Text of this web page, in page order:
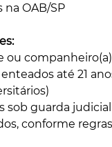
na OAB/SP
ou companheiro(a)
até 21
sob guarda judicial
conforme